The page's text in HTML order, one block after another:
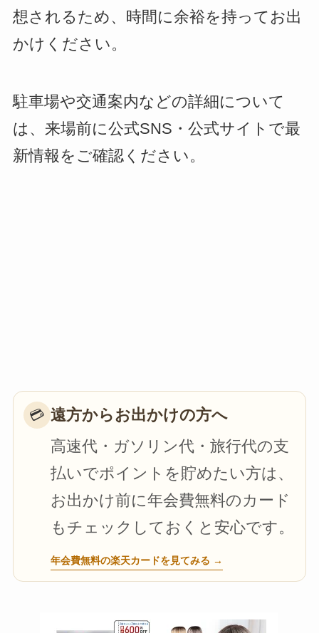
想されるため、時間に余裕を持ってお出
かけください。
駐車場や交通案内などの詳細について
は、来場前に公式SNS・公式サイトで最
新情報をご確認ください。
💳 遠方からお出かけの方へ
高速代・ガソリン代・旅行代の支
払いでポイントを貯めたい方は、
お出かけ前に年会費無料のカード
もチェックしておくと安心です。
年会費無料の楽天カードを見てみる